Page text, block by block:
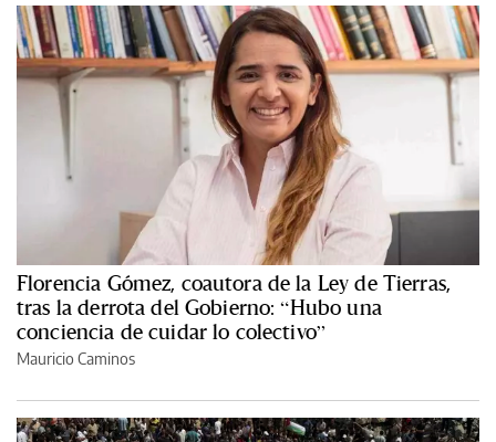
Florencia Gómez, coautora de la Ley de Tierras,
tras la derrota del Gobierno: “Hubo una
conciencia de cuidar lo colectivo”
Mauricio Caminos